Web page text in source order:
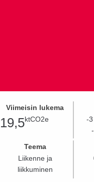
Viimeisin lukema
19,5ktCO2e
-3
Teema
Liikenne ja
liikkuminen